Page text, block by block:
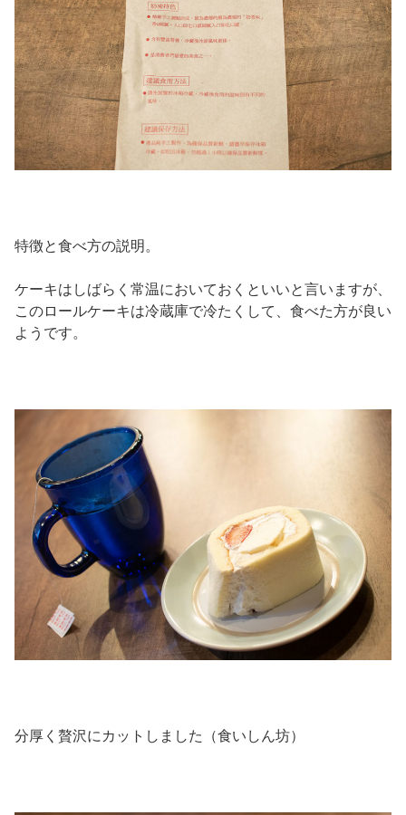
特徴と食べ方の説明。
ケーキはしばらく常温においておくといいと言いますが、
このロールケーキは冷蔵庫で冷たくして、食べた方が良い
ようです。
分厚く贅沢にカットしました（食いしん坊）